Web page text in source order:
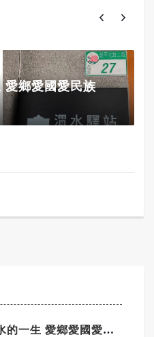
愛鄉愛國愛民族
林銘聰》蔣渭水的一生 愛鄉愛國愛民族